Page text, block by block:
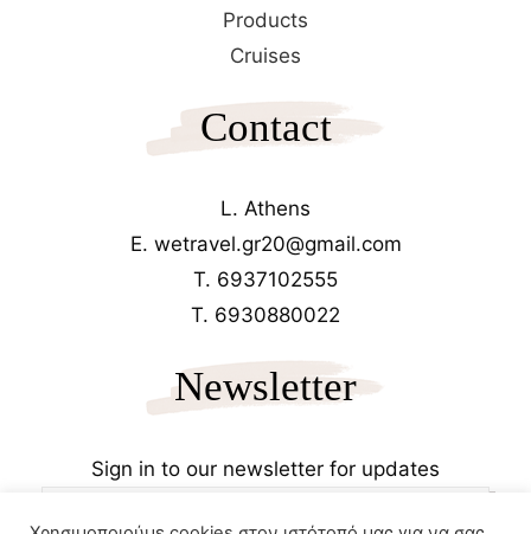
Products
Cruises
Contact
L. Athens
E. wetravel.gr20@gmail.com
T. 6937102555
T. 6930880022
Newsletter
Sign in to our newsletter for updates